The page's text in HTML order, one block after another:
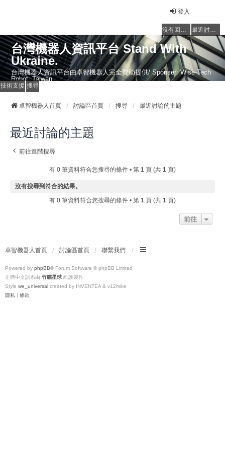
登入
沒有回覆的主題 最近討論的主題
台灣機器人資訊平台 Stand With
Ukraine.
台灣機器人資訊平台由卓智機器人完全贊助提供/ Sponser: Wise-Tech
Robot, Taiwan
技術支援 搜尋
卓智機器人首頁 討論區首頁 搜尋 最近討論的主題
最近討論的主題
前往進階搜尋
有 0 筆資料符合您搜尋的條件 • 第 1 頁 (共 1 頁)
沒有搜尋到符合的結果。
有 0 筆資料符合您搜尋的條件 • 第 1 頁 (共 1 頁)
前往
卓智機器人首頁 討論區首頁 聯繫我們
Powered by phpBB® Forum Software © phpBB Limited
正體中文語系由 竹貓星球 維護製作
Style we_universal created by INVENTEA & v12mike
隱私 | 條款